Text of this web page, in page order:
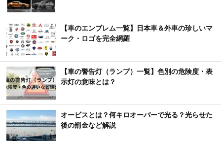
【車のエンブレム一覧】日本車＆外車の珍しいマ
ーク・ロゴを完全網羅
【車の警告灯（ランプ）一覧】色別の危険度・表
示灯の意味とは？
オービスとは？何キロオーバーで光る？光らせた
後の罰金など解説